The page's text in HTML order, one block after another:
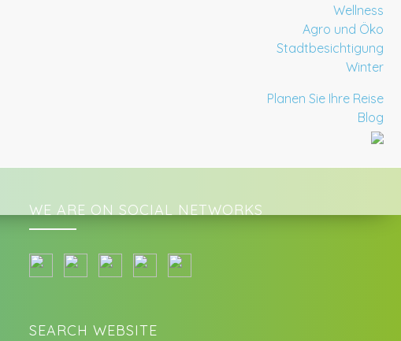
Wellness
Agro und Öko
Stadtbesichtigung
Winter
Planen Sie Ihre Reise
Blog
WE ARE ON SOCIAL NETWORKS
SEARCH WEBSITE